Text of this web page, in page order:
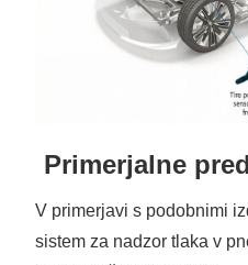
Primerjalne
V primerjavi s podobnimi
sistem za nadzor tlaka v